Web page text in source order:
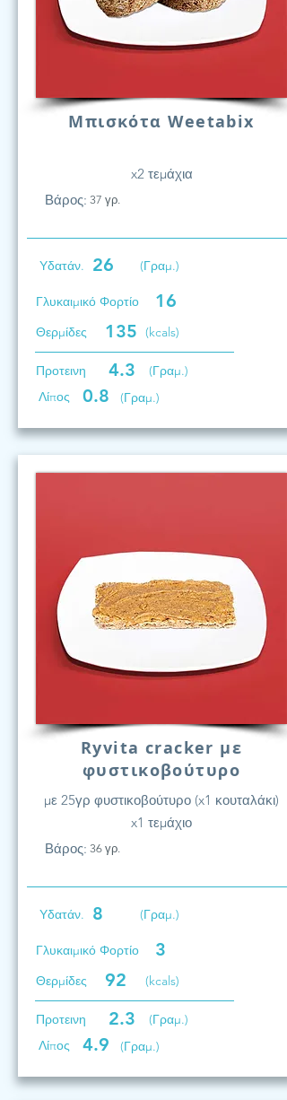
Μπισκότα Weetabix
x2 τεμάχια
Βάρος: 37 γρ.
Υδατάν. 26 (Γραμ.)
Γλυκαιμικό Φορτίο 16
Θερμίδες 135 (kcals)
Προτεινη 4.3
(Γραμ.)
Λίπος
0.8 (Γραμ.)
Ryvita cracker με
φυστικοβούτυρο
με 25γρ φυστικοβούτυρο (x1 κουταλάκι)
x1 τεμάχιο
Βάρος: 36 γρ.
Υδατάν. 8 (Γραμ.)
Γλυκαιμικό Φορτίο 3
Θερμίδες 92 (kcals)
Προτεινη 2.3
(Γραμ.)
Λίπος
4.9 (Γραμ.)